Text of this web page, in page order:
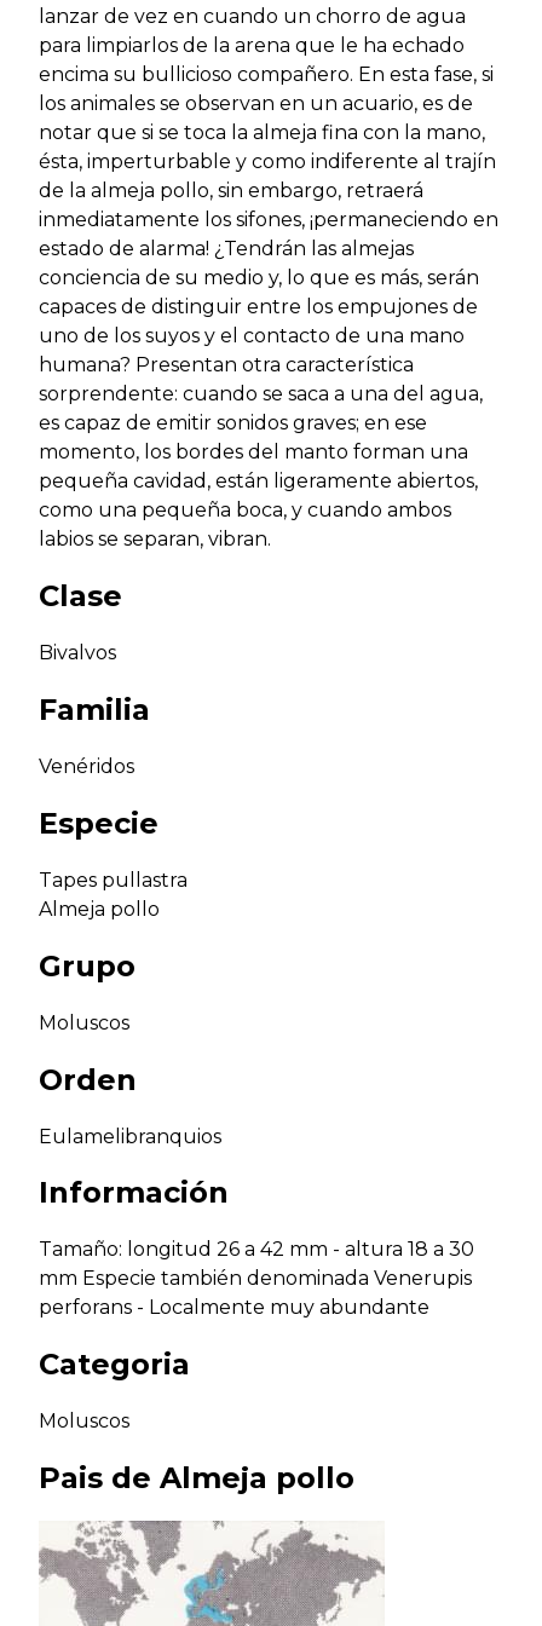
lanzar de vez en cuando un chorro de agua
para limpiarlos de la arena que le ha echado
encima su bullicioso compañero. En esta fase, si
los animales se observan en un acuario, es de
notar que si se toca la almeja fina con la mano,
ésta, imperturbable y como indiferente al trajín
de la almeja pollo, sin embargo, retraerá
inmediatamente los sifones, ¡permaneciendo en
estado de alarma! ¿Tendrán las almejas
conciencia de su medio y, lo que es más, serán
capaces de distinguir entre los empujones de
uno de los suyos y el contacto de una mano
humana? Presentan otra característica
sorprendente: cuando se saca a una del agua,
es capaz de emitir sonidos graves; en ese
momento, los bordes del manto forman una
pequeña cavidad, están ligeramente abiertos,
como una pequeña boca, y cuando ambos
labios se separan, vibran.
Clase
Bivalvos
Familia
Venéridos
Especie
Tapes pullastra
Almeja pollo
Grupo
Moluscos
Orden
Eulamelibranquios
Información
Tamaño: longitud 26 a 42 mm - altura 18 a 30
mm Especie también denominada Venerupis
perforans - Localmente muy abundante
Categoria
Moluscos
Pais de Almeja pollo